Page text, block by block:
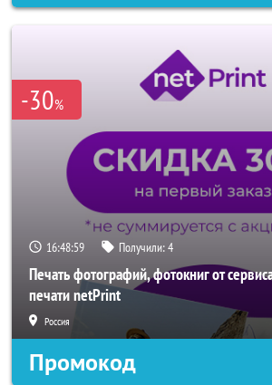
-30%
16:48:57 Получили:4
Печать фотографий, фотокниг от
печати netPrint
Россия
Промокод